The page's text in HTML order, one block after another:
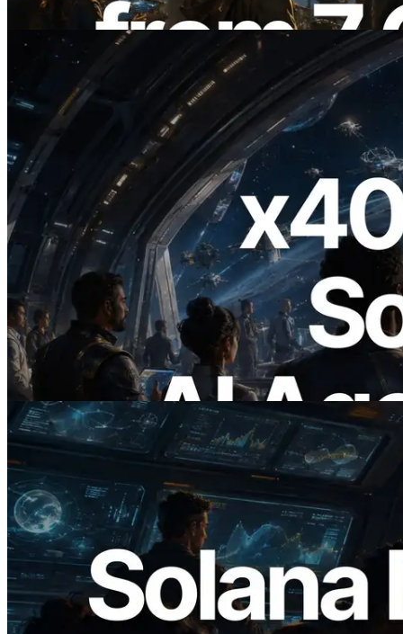
Bu makaleyi oku
2026.07.04
ERPC x402 destekli Solana RPC'yi
yayınladı — AI agent'ların ihtiyaç
duydukları API'ler için anında ödeme
yaptığı dönem
Bu makaleyi oku
2026.05.24